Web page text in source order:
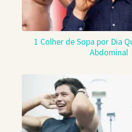
1 Colher de Sopa por Dia
Abdominal